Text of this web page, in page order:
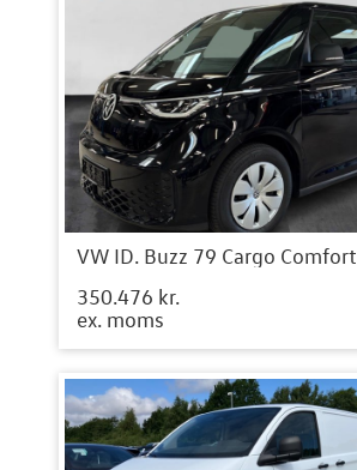
VW ID. Buzz 79 Cargo Comfort
350.476 kr.
ex. moms